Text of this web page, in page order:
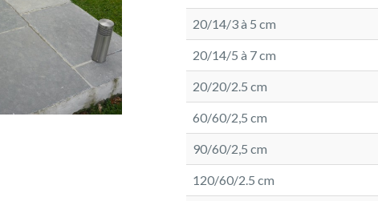
20/14/3 à 5 cm
20/14/5 à 7 cm
20/20/2.5 cm
60/60/2,5 cm
90/60/2,5 cm
120/60/2.5 cm